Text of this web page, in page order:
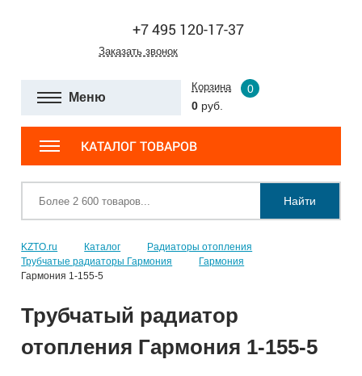
+7 495 120-17-37
Заказать звонок
Меню
Корзина
0
0 руб.
КАТАЛОГ ТОВАРОВ
Найти
KZTO.ru Каталог
Радиаторы отопления
Трубчатые радиаторы Гармония
Гармония
Гармония 1-155-5
Трубчатый радиатор
отопления Гармония 1-155-5